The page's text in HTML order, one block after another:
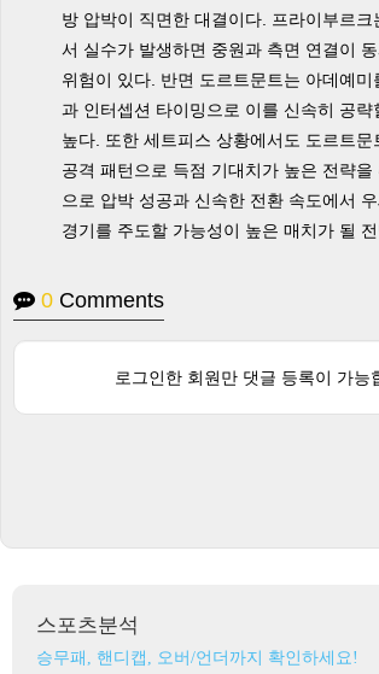
방 압박이 직면한 대결이다. 프라이부르크
서 실수가 발생하면 중원과 측면 연결이
위험이 있다. 반면 도르트문트는 아데예
과 인터셉션 타이밍으로 이를 신속히 공략
높다. 또한 세트피스 상황에서도 도르트문
공격 패턴으로 득점 기대치가 높은 전략을
으로 압박 성공과 신속한 전환 속도에서
경기를 주도할 가능성이 높은 매치가 될 전
0 Comments
로그인한 회원만 댓글 등록이 가능
스포츠분석
승무패, 핸디캡, 오버/언더까지 확인하세요!